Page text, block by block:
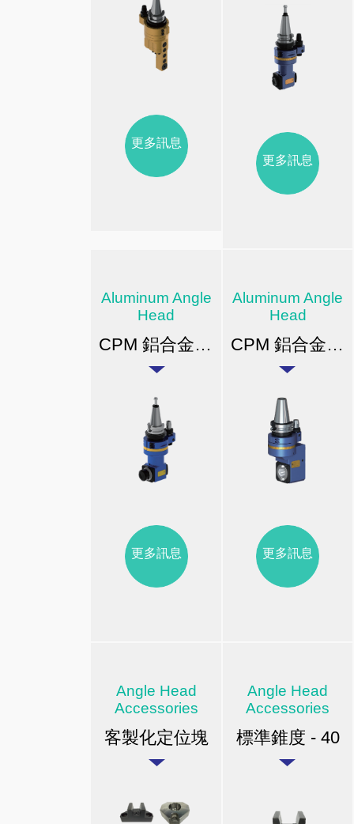
更多訊息
更多訊息
Aluminum Angle
Head
CPM 鋁合金橫向銑頭(中心出水)
更多訊息
Aluminum Angle
Head
CPM 鋁合金後縮橫向銑頭
更多訊息
Angle Head
Accessories
客製化定位塊
Angle Head
Accessories
標準錐度 - 40